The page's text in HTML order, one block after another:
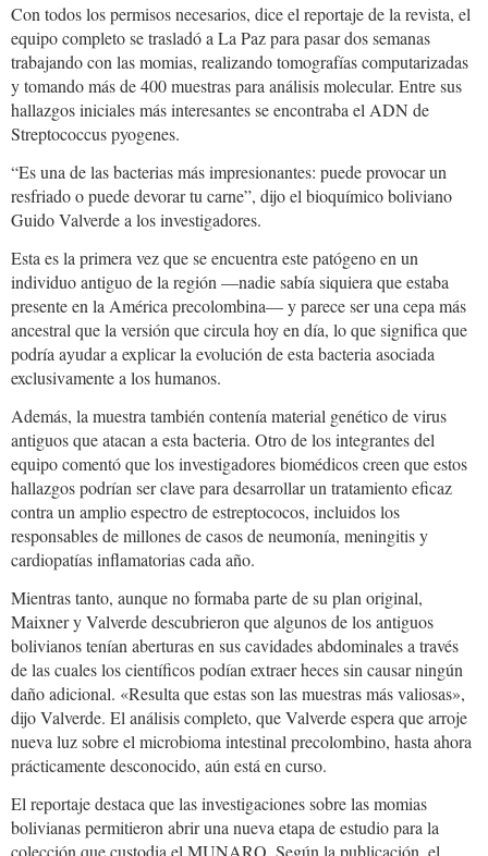
Con todos los permisos necesarios, dice el reportaje de la revista, el
equipo completo se trasladó a La Paz para pasar dos semanas
trabajando con las momias, realizando tomografías computarizadas
y tomando más de 400 muestras para análisis molecular. Entre sus
hallazgos iniciales más interesantes se encontraba el ADN de
Streptococcus pyogenes.
“Es una de las bacterias más impresionantes: puede provocar un
resfriado o puede devorar tu carne”, dijo el bioquímico boliviano
Guido Valverde a los investigadores.
Esta es la primera vez que se encuentra este patógeno en un
individuo antiguo de la región —nadie sabía siquiera que estaba
presente en la América precolombina— y parece ser una cepa más
ancestral que la versión que circula hoy en día, lo que significa que
podría ayudar a explicar la evolución de esta bacteria asociada
exclusivamente a los humanos.
Además, la muestra también contenía material genético de virus
antiguos que atacan a esta bacteria. Otro de los integrantes del
equipo comentó que los investigadores biomédicos creen que estos
hallazgos podrían ser clave para desarrollar un tratamiento eficaz
contra un amplio espectro de estreptococos, incluidos los
responsables de millones de casos de neumonía, meningitis y
cardiopatías inflamatorias cada año.
Mientras tanto, aunque no formaba parte de su plan original,
Maixner y Valverde descubrieron que algunos de los antiguos
bolivianos tenían aberturas en sus cavidades abdominales a través
de las cuales los científicos podían extraer heces sin causar ningún
daño adicional. «Resulta que estas son las muestras más valiosas»,
dijo Valverde. El análisis completo, que Valverde espera que arroje
nueva luz sobre el microbioma intestinal precolombino, hasta ahora
prácticamente desconocido, aún está en curso.
El reportaje destaca que las investigaciones sobre las momias
bolivianas permitieron abrir una nueva etapa de estudio para la
colección que custodia el MUNARQ. Según la publicación, el